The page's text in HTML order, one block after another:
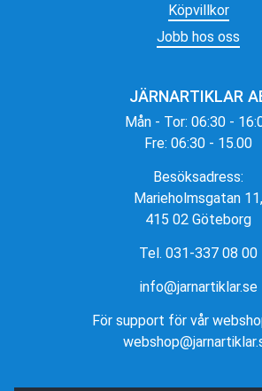
Köpvillkor
Jobb hos oss
JÄRNARTIKLAR
Mån - Tor: 06:30 -
Fre: 06:30 - 15.00
Besöksadress:
Marieholmsgatan 11,
415 02 Göteborg
Tel. 031-337 08 00
info@jarnartiklar.se
För support för vår